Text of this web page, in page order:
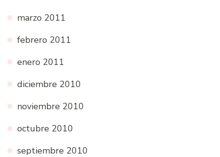
marzo 2011
febrero 2011
enero 2011
diciembre 2010
noviembre 2010
octubre 2010
septiembre 2010